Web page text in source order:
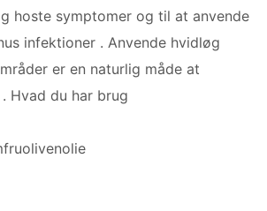
hoste symptomer og til at anvende
infektioner . Anvende hvidløg
er en naturlig måde at
Hvad du har brug